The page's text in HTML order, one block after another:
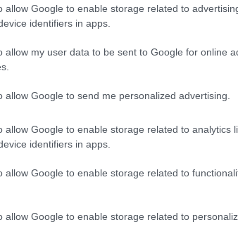
allow Google to enable storage related to
identifiers in apps.
allow my user data to be sent to Google for online
allow Google to send me personalized advertising.
allow Google to enable storage related to analytics
identifiers in apps.
allow Google to enable storage related to
allow Google to enable storage related to
di difficoltà. Le aziende agricole si
che richiedono una normativa ad
La complessità delle normative e la
hanno generato confusione tra